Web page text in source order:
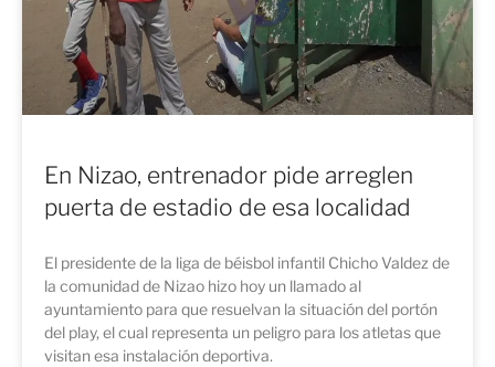
En Nizao, entrenador pide arreglen
puerta de estadio de esa localidad
El presidente de la liga de béisbol infantil Chicho Valdez de
la comunidad de Nizao hizo hoy un llamado al
ayuntamiento para que resuelvan la situación del portón
del play, el cual representa un peligro para los atletas que
visitan esa instalación deportiva.